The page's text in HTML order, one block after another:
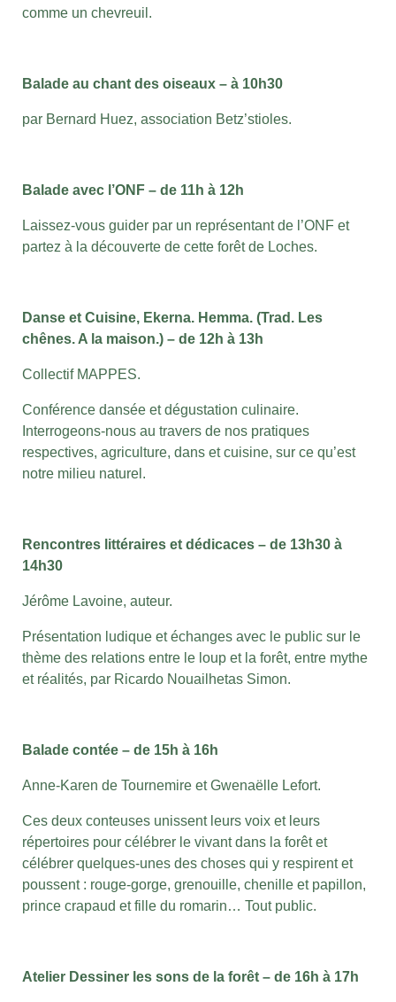
comme un chevreuil.
Balade au chant des oiseaux – à 10h30
par Bernard Huez, association Betz’stioles.
Balade avec l’ONF – de 11h à 12h
Laissez-vous guider par un représentant de l’ONF et
partez à la découverte de cette forêt de Loches.
Danse et Cuisine, Ekerna. Hemma. (Trad. Les
chênes. A la maison.) – de 12h à 13h
Collectif MAPPES.
Conférence dansée et dégustation culinaire.
Interrogeons-nous au travers de nos pratiques
respectives, agriculture, dans et cuisine, sur ce qu’est
notre milieu naturel.
Rencontres littéraires et dédicaces – de 13h30 à
14h30
Jérôme Lavoine, auteur.
Présentation ludique et échanges avec le public sur le
thème des relations entre le loup et la forêt, entre mythe
et réalités, par Ricardo Nouailhetas Simon.
Balade contée – de 15h à 16h
Anne-Karen de Tournemire et Gwenaëlle Lefort.
Ces deux conteuses unissent leurs voix et leurs
répertoires pour célébrer le vivant dans la forêt et
célébrer quelques-unes des choses qui y respirent et
poussent : rouge-gorge, grenouille, chenille et papillon,
prince crapaud et fille du romarin… Tout public.
Atelier Dessiner les sons de la forêt – de 16h à 17h